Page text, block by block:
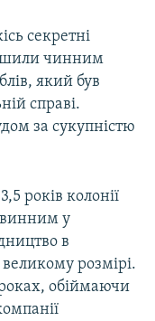
секретні
чинним
який був
справі.
за сукупністю
років колонії
винним у
в
розмірі.
роках, обіймаючи